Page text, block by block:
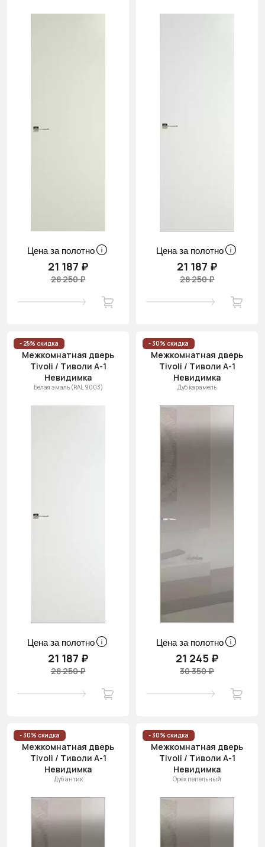
Цена за полотно
21 187 ₽
28 250 ₽
Цена за полотно
21 187 ₽
28 250 ₽
- 25% скидка
Межкомнатная дверь
Tivoli / Тиволи А-1
Невидимка
Белая эмаль (RAL 9003)
Цена за полотно
21 187 ₽
28 250 ₽
- 30% скидка
Межкомнатная дверь
Tivoli / Тиволи А-1
Невидимка
Дуб карамель
Цена за полотно
21 245 ₽
30 350 ₽
- 30% скидка
Межкомнатная дверь
Tivoli / Тиволи А-1
Невидимка
Дуб антик
- 30% скидка
Межкомнатная дверь
Tivoli / Тиволи А-1
Невидимка
Орех пепельный